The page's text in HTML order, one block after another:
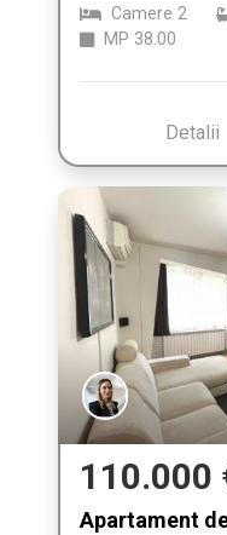
Camere 2
MP 38.00
Detalii
110.000
Apartament